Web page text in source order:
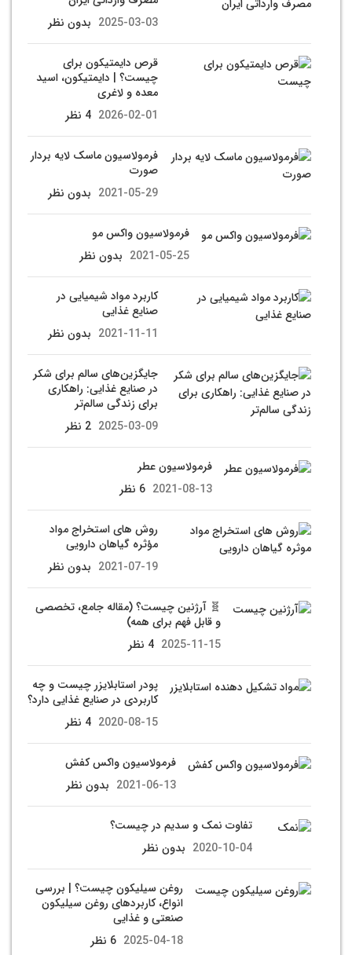
2025-03-03 بدون نظر
قرص دایمتیکون برای
چیست؟ | دایمتیکون، اسید
معده و لاغری
2026-02-01 4 نظر
فرمولاسیون ماسک لایه بردار
صورت
2021-05-29 بدون نظر
فرمولاسیون واکس مو
2021-05-25 بدون نظر
کاربرد مواد شیمیایی در
صنایع غذایی
2021-11-11 بدون نظر
جایگزین‌های سالم برای شکر
در صنایع غذایی: راهکاری
برای زندگی سالم‌تر
2025-03-09 2 نظر
فرمولاسیون عطر
2021-08-13 6 نظر
روش های استخراج مواد
مؤثره گیاهان دارویی
2021-07-19 بدون نظر
🧬 آرژنین چیست؟ (مقاله جامع، تخصصی
و قابل فهم برای همه)
2025-11-15 4 نظر
پودر استابلایزر چیست و چه
کاربردی در صنایع غذایی دارد؟
2020-08-15 4 نظر
فرمولاسیون واکس کفش
2021-06-13 بدون نظر
تفاوت نمک و سدیم در چیست؟
2020-10-04 بدون نظر
روغن سیلیکون چیست؟ | بررسی
انواع، کاربردهای روغن سیلیکون
صنعتی و غذایی
2025-04-18 6 نظر